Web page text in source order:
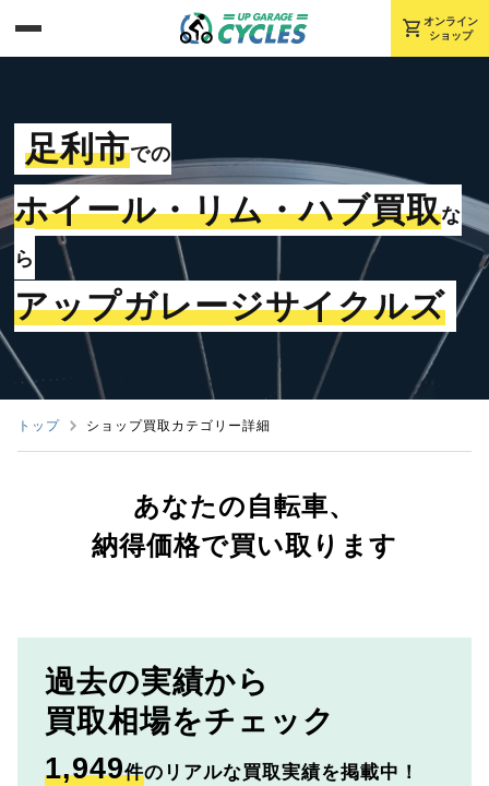
shopping_cart オンライン
ショップ
足利市での
ホイール・リム・ハブ買取な
ら
アップガレージサイクルズ
トップ ショップ買取カテゴリー詳細
あなたの自転車、
納得価格で買い取ります
過去の実績から
買取相場をチェック
1,949件のリアルな買取実績を掲載中！